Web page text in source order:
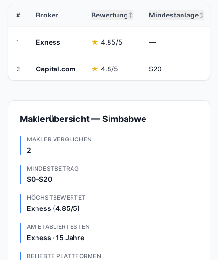
# Broker Bewertung ↕ Mindestanlage↕
1 Exness ★ 4.85/5 —
2 Capital.com ★ 4.8/5 $20
Maklerübersicht — Simbabwe
MAKLER VERGLICHEN
2
MINDESTBETRAG
$0–$20
HÖCHSTBEWERTET
Exness (4.85/5)
AM ETABLIERTESTEN
Exness · 15 Jahre
BELIEBTE PLATTFORMEN